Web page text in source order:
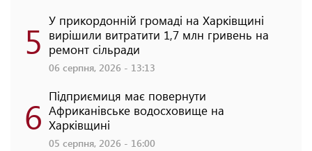
5 У прикордонній громаді на Харківщині
вирішили витратити 1,7 млн гривень на
ремонт сільради
06 серпня, 2026 - 13:13
6 Підприємиця має повернути
Африканівське водосховище на
Харківщині
05 серпня, 2026 - 16:00